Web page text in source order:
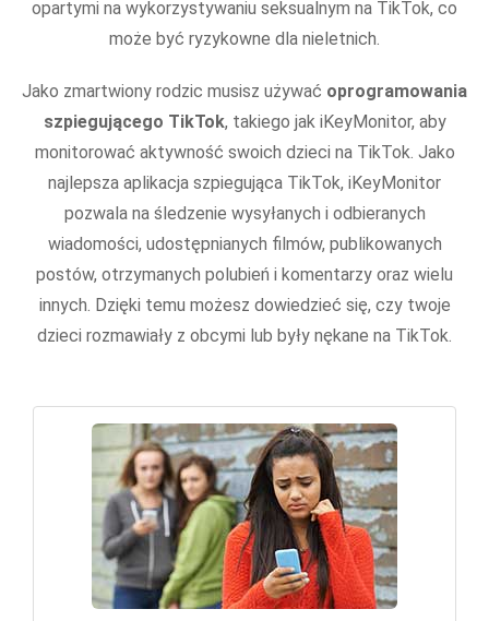
opartymi na wykorzystywaniu seksualnym na TikTok, co
może być ryzykowne dla nieletnich.
Jako zmartwiony rodzic musisz używać oprogramowania
szpiegującego TikTok, takiego jak iKeyMonitor, aby
monitorować aktywność swoich dzieci na TikTok. Jako
najlepsza aplikacja szpiegująca TikTok, iKeyMonitor
pozwala na śledzenie wysyłanych i odbieranych
wiadomości, udostępnianych filmów, publikowanych
postów, otrzymanych polubień i komentarzy oraz wielu
innych. Dzięki temu możesz dowiedzieć się, czy twoje
dzieci rozmawiały z obcymi lub były nękane na TikTok.